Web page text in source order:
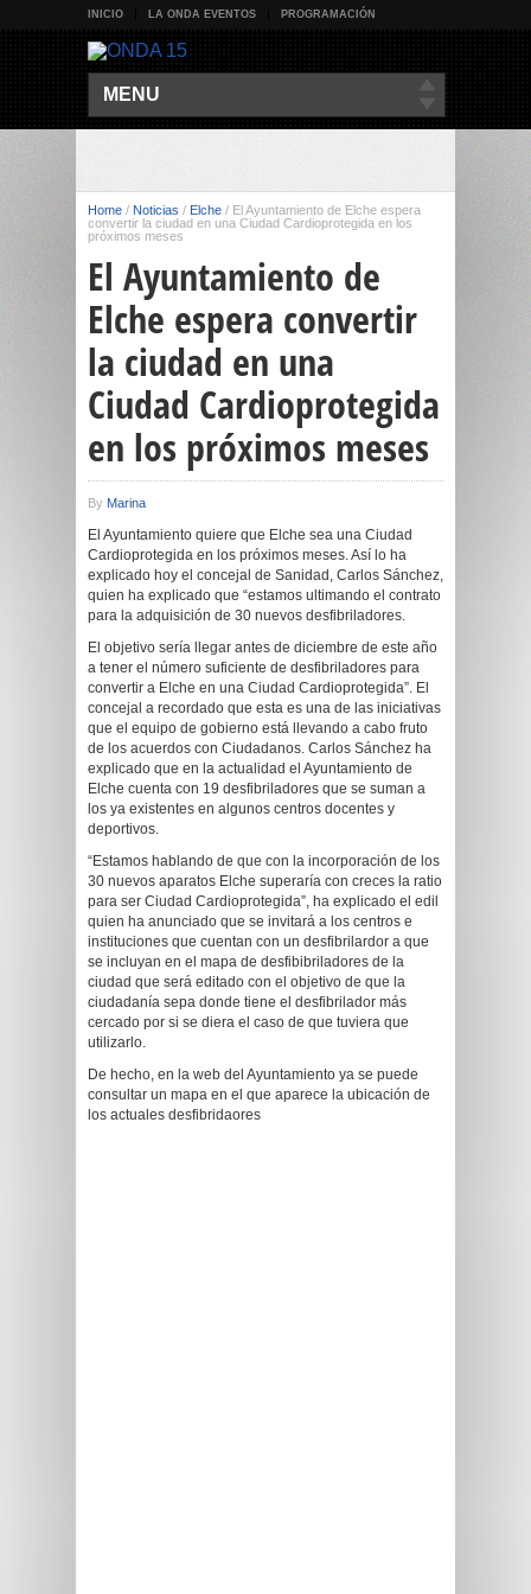
INICIO LA ONDA EVENTOS PROGRAMACIÓN
MENU
Home / Noticias / Elche / El Ayuntamiento de Elche espera
convertir la ciudad en una Ciudad Cardioprotegida en los
próximos meses
El Ayuntamiento de
Elche espera convertir
la ciudad en una
Ciudad Cardioprotegida
en los próximos meses
By Marina
El Ayuntamiento quiere que Elche sea una Ciudad
Cardioprotegida en los próximos meses. Así lo ha
explicado hoy el concejal de Sanidad, Carlos Sánchez,
quien ha explicado que “estamos ultimando el contrato
para la adquisición de 30 nuevos desfibriladores.
El objetivo sería llegar antes de diciembre de este año
a tener el número suficiente de desfibriladores para
convertir a Elche en una Ciudad Cardioprotegida”. El
concejal a recordado que esta es una de las iniciativas
que el equipo de gobierno está llevando a cabo fruto
de los acuerdos con Ciudadanos. Carlos Sánchez ha
explicado que en la actualidad el Ayuntamiento de
Elche cuenta con 19 desfibriladores que se suman a
los ya existentes en algunos centros docentes y
deportivos.
“Estamos hablando de que con la incorporación de los
30 nuevos aparatos Elche superaría con creces la ratio
para ser Ciudad Cardioprotegida”, ha explicado el edil
quien ha anunciado que se invitará a los centros e
instituciones que cuentan con un desfibrilardor a que
se incluyan en el mapa de desfibibriladores de la
ciudad que será editado con el objetivo de que la
ciudadanía sepa donde tiene el desfibrilador más
cercado por si se diera el caso de que tuviera que
utilizarlo.
De hecho, en la web del Ayuntamiento ya se puede
consultar un mapa en el que aparece la ubicación de
los actuales desfibridaores